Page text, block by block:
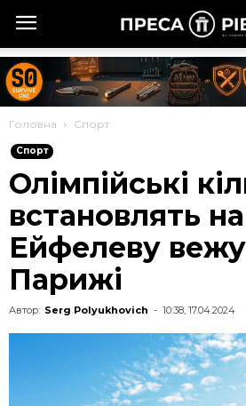
Головна Спорт
Спорт
Олімпійські
встановлять на
Ейфелеву
Парижі
Автор: Serg Polyukhovich - 10:38, 17.04.2024